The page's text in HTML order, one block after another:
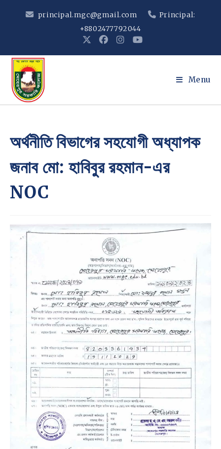
principal.mgc@gmail.com
Principal:
+8802477792044
Menu
অর্থনীতি বিভাগের সহযোগী অধ্যাপক
জনাব মো: হাবিবুর রহমান-এর
NOC